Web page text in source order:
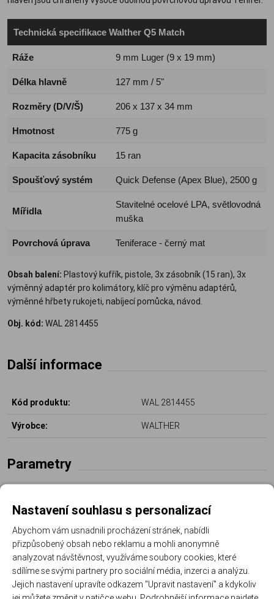
Technická specifikace Walther Q5 Match
Ráže 9 mm Luger (9 x 19 mm)
Délka hlavně 127 mm / 5"
Rozměry (D/V/Š) 206 x 137 x 34 mm
Hmotnost 775 g
Kapacita zásobníku 15 ran
Spoušťový systém Quick Defense (Apex Blue), 2500 g
Mířidla
Stavitelné ocelové LPA, světlovodná
muška
Povrchová úprava Teniferace - černý mat
Obsah balení: Plastový kufřík, pistole, 3x zásobník (15 ran), 3x
výměnný adaptér pro kolimátory, klíč pro výměnu adaptérů,
výměnné hřbety rukojeti, nabíjecí pomůcka, návod.
Obj. kód: WAL 2814455
Další informace
Kód produktu: WAL 2814455
Výrobce: WALTHER
Parametry
Délka hlavně:
Ráže: 9 mm Luger
Nastavení souhlasu s personalizací
Abychom vám usnadnili procházení stránek, nabídli
přizpůsobený obsah nebo reklamu a mohli anonymně
analyzovat návštěvnost, využíváme soubory cookies, které
sdílíme se svými partnery pro sociální média, inzerci a analýzu.
Jejich nastavení upravíte odkazem "Upravit nastavení" a kdykoliv